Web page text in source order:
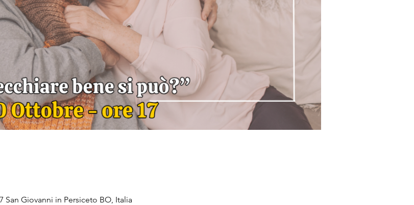
San Giovanni in Persiceto BO, Italia